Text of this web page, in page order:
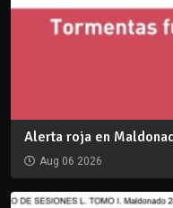
Alerta roja en
Aug 06 2026